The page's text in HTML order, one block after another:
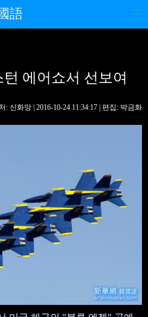
語
사회 포토
핫 TV 문화
에어쇼서 선보여
: 신화망 | 2016-10-24 11:34:17 | 편집: 박금화